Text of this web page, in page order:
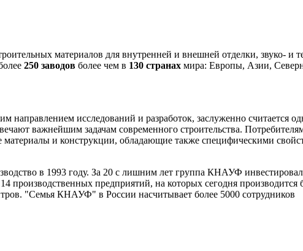
материалов для внутренней и внешней отделки, звуко- и
250 заводов более чем в 130 странах мира: Европы, Азии,
исследований и разработок, заслуженно считается
важнейшим задачам современного строительства.
материалы и конструкции, обладающие также специфическими
в 1993 году. За 20 с лишним лет группа КНАУФ
предприятий, на которых сегодня производится
"Семья КНАУФ" в России насчитывает более 5000 сотрудников